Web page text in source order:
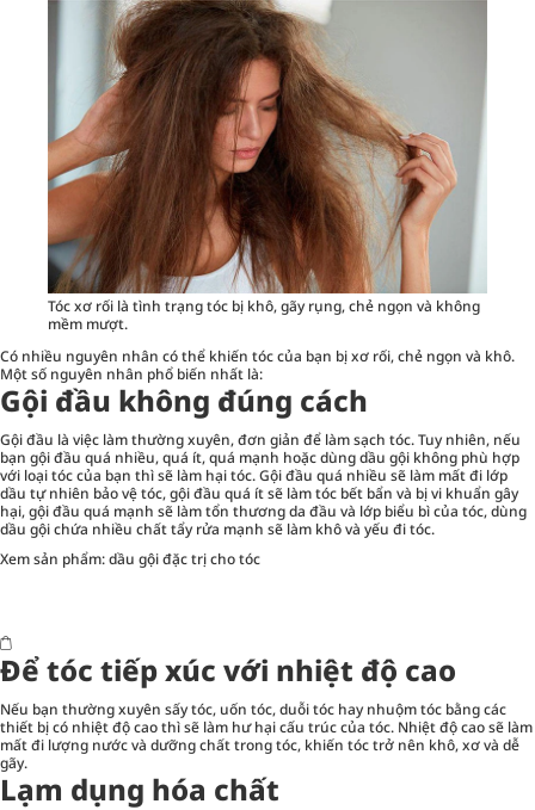
Tóc xơ rối là tình trạng tóc bị khô, gãy rụng, chẻ ngọn và không
mềm mượt.
Có nhiều nguyên nhân có thể khiến tóc của bạn bị xơ rối, chẻ ngọn và khô.
Một số nguyên nhân phổ biến nhất là:
Gội đầu không đúng cách
Gội đầu là việc làm thường xuyên, đơn giản để làm sạch tóc. Tuy nhiên, nếu
bạn gội đầu quá nhiều, quá ít, quá mạnh hoặc dùng dầu gội không phù hợp
với loại tóc của bạn thì sẽ làm hại tóc. Gội đầu quá nhiều sẽ làm mất đi lớp
dầu tự nhiên bảo vệ tóc, gội đầu quá ít sẽ làm tóc bết bẩn và bị vi khuẩn gây
hại, gội đầu quá mạnh sẽ làm tổn thương da đầu và lớp biểu bì của tóc, dùng
dầu gội chứa nhiều chất tẩy rửa mạnh sẽ làm khô và yếu đi tóc.
Xem sản phẩm:dầu gội đặc trị cho tóc
Để tóc tiếp xúc với nhiệt độ cao
Nếu bạn thường xuyên sấy tóc, uốn tóc, duỗi tóc hay nhuộm tóc bằng các
thiết bị có nhiệt độ cao thì sẽ làm hư hại cấu trúc của tóc. Nhiệt độ cao sẽ làm
mất đi lượng nước và dưỡng chất trong tóc, khiến tóc trở nên khô, xơ và dễ
gãy.
Lạm dụng hóa chất